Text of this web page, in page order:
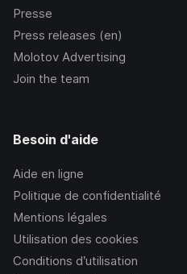
Presse
Press releases (en)
Molotov Advertising
Join the team
Besoin d'aide
Aide en ligne
Politique de confidentialité
Mentions légales
Utilisation des cookies
Conditions d’utilisation